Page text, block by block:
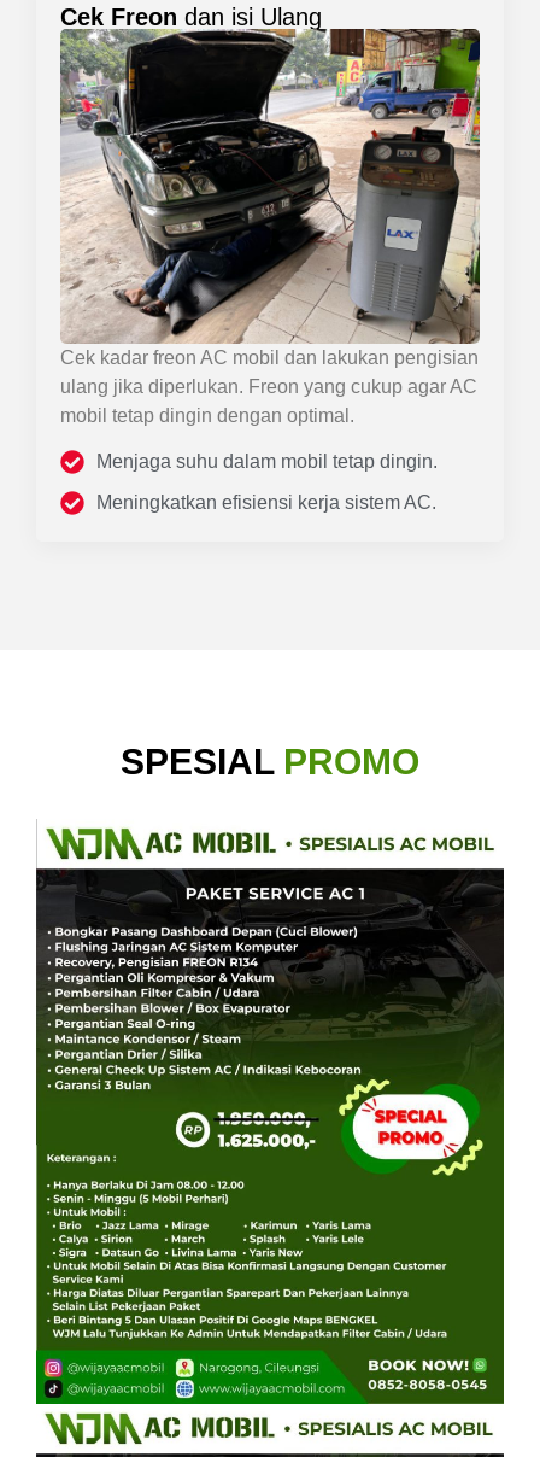
Cek Freon dan isi Ulang
Cek kadar freon AC mobil dan lakukan pengisian
ulang jika diperlukan. Freon yang cukup agar AC
mobil tetap dingin dengan optimal.
Menjaga suhu dalam mobil tetap dingin.
Meningkatkan efisiensi kerja sistem AC.
SPESIAL PROMO